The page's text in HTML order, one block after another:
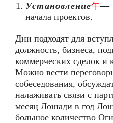
Установление午—
начала проектов.
Дни подходят для
должность, бизнеса,
коммерческих сделок и
Можно вести
собеседования,
налаживать связи с
месяц Лошади в год
большое количество